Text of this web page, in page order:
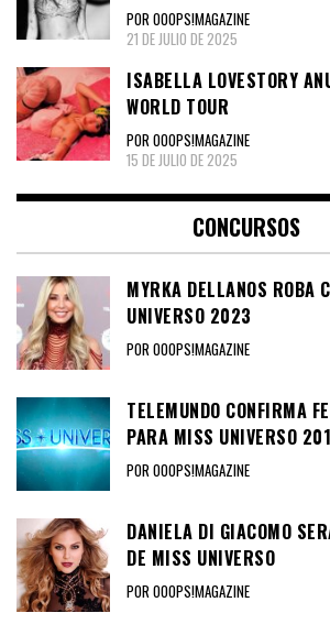
POR OOOPS!MAGAZINE
21 DE JULIO DE 2025
ISABELLA LOVESTORY
WORLD TOUR
POR OOOPS!MAGAZINE
15 DE JULIO DE 2025
CONCURSOS
MYRKA DELLANOS ROBA
UNIVERSO 2023
POR OOOPS!MAGAZINE
TELEMUNDO CONFIRMA
PARA MISS UNIVERSO
POR OOOPS!MAGAZINE
DANIELA DI GIACOMO
DE MISS UNIVERSO
POR OOOPS!MAGAZINE